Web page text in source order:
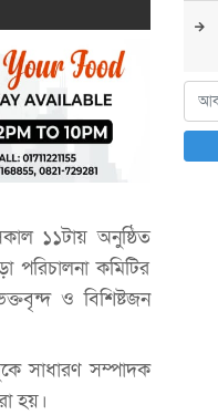
১১টায় অনুষ্ঠিত
কমিটির
ও বিশিষ্টজন
সাধারণ সম্পাদক
হয়।